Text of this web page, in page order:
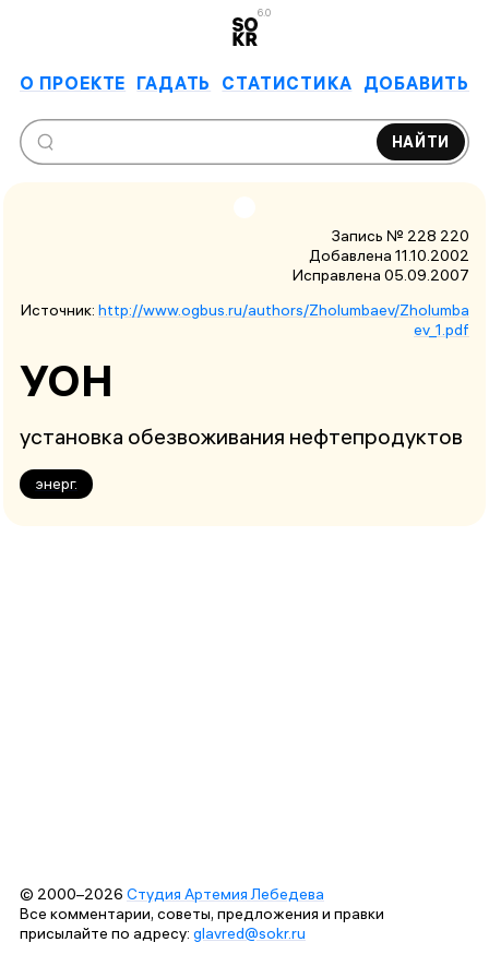
6.0
О ПРОЕКТЕ ГАДАТЬ СТАТИСТИКА ДОБАВИТЬ
НАЙТИ
Запись № 228 220
Добавлена 11.10.2002
Исправлена 05.09.2007
Источник: http://www.ogbus.ru/authors/Zholumbaev/Zholumba
ev_1.pdf
УОН
установка обезвоживания нефтепродуктов
энерг.
© 2000–2026 Студия Артемия Лебедева
Все комментарии, советы, предложения и правки
присылайте по адресу: glavred@sokr.ru